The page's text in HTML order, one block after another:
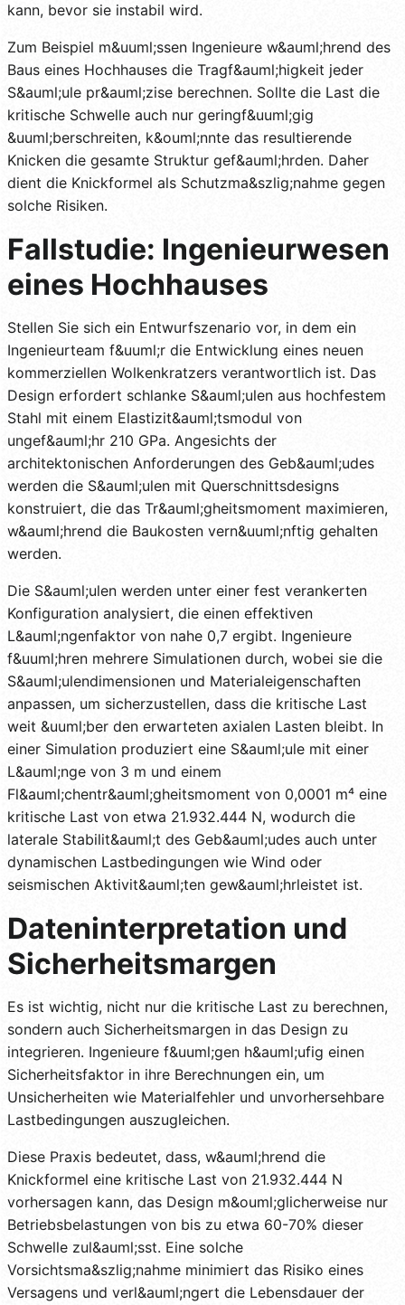
kann, bevor sie instabil wird.
Zum Beispiel m&uuml;ssen Ingenieure w&auml;hrend des
Baus eines Hochhauses die Tragf&auml;higkeit jeder
S&auml;ule pr&auml;zise berechnen. Sollte die Last die
kritische Schwelle auch nur geringf&uuml;gig
&uuml;berschreiten, k&ouml;nnte das resultierende
Knicken die gesamte Struktur gef&auml;hrden. Daher
dient die Knickformel als Schutzma&szlig;nahme gegen
solche Risiken.
Fallstudie: Ingenieurwesen
eines Hochhauses
Stellen Sie sich ein Entwurfszenario vor, in dem ein
Ingenieurteam f&uuml;r die Entwicklung eines neuen
kommerziellen Wolkenkratzers verantwortlich ist. Das
Design erfordert schlanke S&auml;ulen aus hochfestem
Stahl mit einem Elastizit&auml;tsmodul von
ungef&auml;hr 210 GPa. Angesichts der
architektonischen Anforderungen des Geb&auml;udes
werden die S&auml;ulen mit Querschnittsdesigns
konstruiert, die das Tr&auml;gheitsmoment maximieren,
w&auml;hrend die Baukosten vern&uuml;nftig gehalten
werden.
Die S&auml;ulen werden unter einer fest verankerten
Konfiguration analysiert, die einen effektiven
L&auml;ngenfaktor von nahe 0,7 ergibt. Ingenieure
f&uuml;hren mehrere Simulationen durch, wobei sie die
S&auml;ulendimensionen und Materialeigenschaften
anpassen, um sicherzustellen, dass die kritische Last
weit &uuml;ber den erwarteten axialen Lasten bleibt. In
einer Simulation produziert eine S&auml;ule mit einer
L&auml;nge von 3 m und einem
Fl&auml;chentr&auml;gheitsmoment von 0,0001 m⁴ eine
kritische Last von etwa 21.932.444 N, wodurch die
laterale Stabilit&auml;t des Geb&auml;udes auch unter
dynamischen Lastbedingungen wie Wind oder
seismischen Aktivit&auml;ten gew&auml;hrleistet ist.
Dateninterpretation und
Sicherheitsmargen
Es ist wichtig, nicht nur die kritische Last zu berechnen,
sondern auch Sicherheitsmargen in das Design zu
integrieren. Ingenieure f&uuml;gen h&auml;ufig einen
Sicherheitsfaktor in ihre Berechnungen ein, um
Unsicherheiten wie Materialfehler und unvorhersehbare
Lastbedingungen auszugleichen.
Diese Praxis bedeutet, dass, w&auml;hrend die
Knickformel eine kritische Last von 21.932.444 N
vorhersagen kann, das Design m&ouml;glicherweise nur
Betriebsbelastungen von bis zu etwa 60-70% dieser
Schwelle zul&auml;sst. Eine solche
Vorsichtsma&szlig;nahme minimiert das Risiko eines
Versagens und verl&auml;ngert die Lebensdauer der